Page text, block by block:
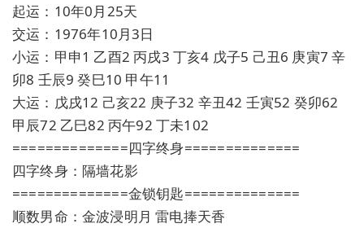
起运：10年0月25天
交运：1976年10月3日
小运：甲申1 乙酉2 丙戌3 丁亥4 戊子5 己丑6 庚寅7 辛
卯8 壬辰9 癸巳10 甲午11
大运：戊戌12 己亥22 庚子32 辛丑42 壬寅52 癸卯62
甲辰72 乙巳82 丙午92 丁未102
==============四字终身==============
四字终身：隔墙花影
==============金锁钥匙==============
顺数男命：金波浸明月 雷电捧天香